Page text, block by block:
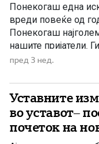
Понекогаш една
вреди повеќе од
Понекогаш
нашите пријатели.
другата страна. Со
на условите на
добрососедство.
францускиот
пред 3 нед.
Уставните
во уставот–
почеток на